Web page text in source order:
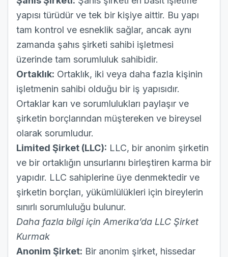
yapısı türüdür ve tek bir kişiye aittir. Bu yapı
tam kontrol ve esneklik sağlar, ancak aynı
zamanda şahıs şirketi sahibi işletmesi
üzerinde tam sorumluluk sahibidir.
Ortaklık: Ortaklık, iki veya daha fazla kişinin
işletmenin sahibi olduğu bir iş yapısıdır.
Ortaklar karı ve sorumlulukları paylaşır ve
şirketin borçlarından müştereken ve bireysel
olarak sorumludur.
Limited Şirket (LLC): LLC, bir anonim şirketin
ve bir ortaklığın unsurlarını birleştiren karma bir
yapıdır. LLC sahiplerine üye denmektedir ve
şirketin borçları, yükümlülükleri için bireylerin
sınırlı sorumluluğu bulunur.
Daha fazla bilgi için Amerika’da LLC Şirket
Kurmak
Anonim Şirket: Bir anonim şirket, hissedar